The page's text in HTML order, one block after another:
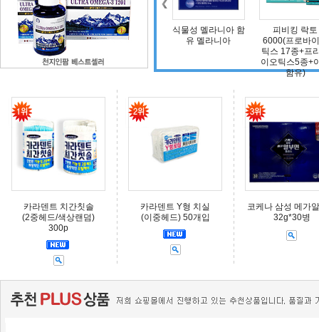
조인트 보스 엠에스
엠(보스웰리아, 비
타민D, 초록입홍합,
상어연골, 콜라겐)
식물성 멜라니아 함
유 멜라니아
피비킹 락토
6000(프로바이오
틱스 17종+프리바
이오틱스5종+아연
함유)
카라덴트 치간칫솔
(2중헤드/색상랜덤)
300p
카라덴트 Y형 치실
(이중헤드) 50개입
코케나 삼성 메가
32g*30병